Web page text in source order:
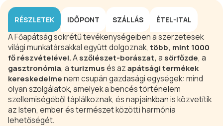
RÉSZLETEK IDŐPONT SZÁLLÁS ÉTEL-ITAL
A Főapátság sokrétű tevékenységeiben a szerzetesek
világi munkatársakkal együtt dolgoznak, több, mint 1000
fő részvételével.Aszőlészet-borászat, a sörfőzde, a
gasztronómia, aturizmusés azapátsági termékek
kereskedelmenem csupán gazdasági egységek: mind
olyan szolgálatok, amelyek a bencés történelem
szellemiségéből táplálkoznak, és napjainkban is közvetítik
az Isten, ember és természet közötti harmónia
lehetőségét.